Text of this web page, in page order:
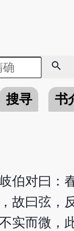
search
搜寻
书
伯对曰：
故曰弦，
实而微，